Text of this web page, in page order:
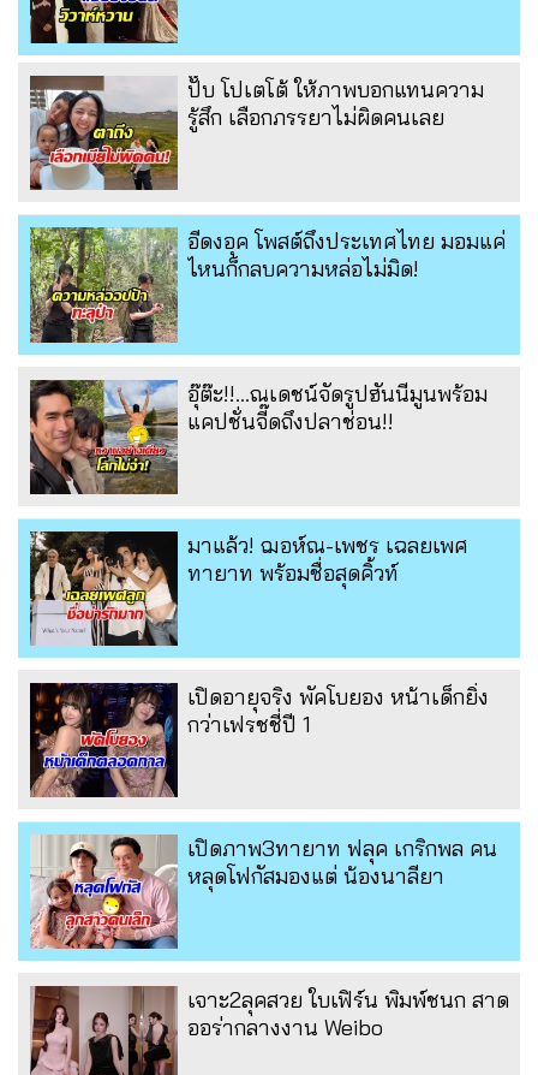
ปั๊บ โปเตโต้ ให้ภาพบอกแทนความ
รู้สึก เลือกภรรยาไม่ผิดคนเลย
อีดงอุค โพสต์ถึงประเทศไทย มอมแค่
ไหนก็กลบความหล่อไม่มิด!
อุ๊ต๊ะ!!...ณเดชน์จัดรูปฮันนีมูนพร้อม
แคปชั่นจี๊ดถึงปลาช่อน!!
มาแล้ว! ฌอห์ณ-เพชร เฉลยเพศ
ทายาท พร้อมชื่อสุดคิ้วท์
เปิดอายุจริง พัคโบยอง หน้าเด็กยิ่ง
กว่าเฟรชชี่ปี 1
เปิดภาพ3ทายาท ฟลุค เกริกพล คน
หลุดโฟกัสมองแต่ น้องนาลียา
เจาะ2ลุคสวย ใบเฟิร์น พิมพ์ชนก สาด
ออร่ากลางงาน Weibo